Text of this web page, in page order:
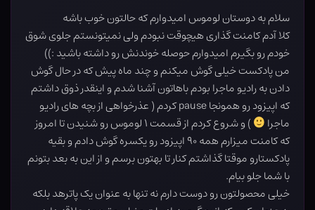
سلام به دوستان لوموس امیدوارم که حالتون خوب باشه
کلا آدم کامنت گذاری هیچوقت نبودم ولی نمیتونستم جلوی شوق
خودم رو بگیرم امیدوارم حوصله خوندنش رو داشته باشید :))
من پادکست خیلی گوش میکنم و چند ماه پیش که در حال گوش
دادن به رادیو ماجرا بودم باهاتون آشنا شدم و اینقدر ذوق داشتم
که اپیزود رو همونجا pause کردم ( عذرخواهی از بچه های رادیو
ماجرا
) و شروع کردم از قسمت ۱ لوموس رو شنیدن تا امروز
که کامنت میزارم همه ۹۰ اپیزود رو یکسره گوش دادم و بقیه
پادکستارو موقتا گذاشتم کنار تا بهتون برسم و از این به بعد بتونم
با شما جلو بیام.
خیلی محصولتون رو دوست دارم نه تنها به عنوان یک پاترهد بلکه